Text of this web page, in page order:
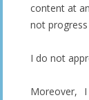
content at
not
I do not
Moreover,